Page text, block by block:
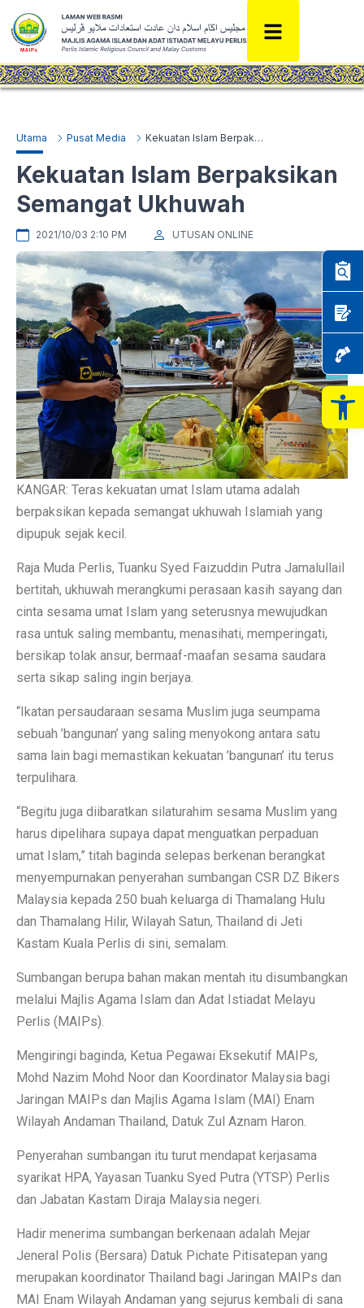
Utama Pusat Media Kekuatan Islam Berpaksikan Semangat Ukhuwah
Kekuatan Islam Berpaksikan
Semangat Ukhuwah
2021/10/03 2:10 PM UTUSAN ONLINE
KANGAR: Teras kekuatan umat Islam utama adalah
berpaksikan kepada semangat ukhuwah Islamiah yang
dipupuk sejak kecil.
Raja Muda Perlis, Tuanku Syed Faizuddin Putra Jamalullail
bertitah, ukhuwah merangkumi perasaan kasih sayang dan
cinta sesama umat Islam yang seterusnya mewujudkan
rasa untuk saling membantu, menasihati, memperingati,
bersikap tolak ansur, bermaaf-maafan sesama saudara
serta sikap saling ingin berjaya.
“Ikatan persaudaraan sesama Muslim juga seumpama
sebuah ’bangunan’ yang saling menyokong antara satu
sama lain bagi memastikan kekuatan ’bangunan’ itu terus
terpulihara.
“Begitu juga diibaratkan silaturahim sesama Muslim yang
harus dipelihara supaya dapat menguatkan perpaduan
umat Islam,” titah baginda selepas berkenan berangkat
menyempurnakan penyerahan sumbangan CSR DZ Bikers
Malaysia kepada 250 buah keluarga di Thamalang Hulu
dan Thamalang Hilir, Wilayah Satun, Thailand di Jeti
Kastam Kuala Perlis di sini, semalam.
Sumbangan berupa bahan makan mentah itu disumbangkan
melalui Majlis Agama Islam dan Adat Istiadat Melayu
Perlis (MAIPs).
Mengiringi baginda, Ketua Pegawai Eksekutif MAIPs,
Mohd Nazim Mohd Noor dan Koordinator Malaysia bagi
Jaringan MAIPs dan Majlis Agama Islam (MAI) Enam
Wilayah Andaman Thailand, Datuk Zul Aznam Haron.
Penyerahan sumbangan itu turut mendapat kerjasama
syarikat HPA, Yayasan Tuanku Syed Putra (YTSP) Perlis
dan Jabatan Kastam Diraja Malaysia negeri.
Hadir menerima sumbangan berkenaan adalah Mejar
Jeneral Polis (Bersara) Datuk Pichate Pitisatepan yang
merupakan koordinator Thailand bagi Jaringan MAIPs dan
MAI Enam Wilayah Andaman yang sejurus kembali di sana